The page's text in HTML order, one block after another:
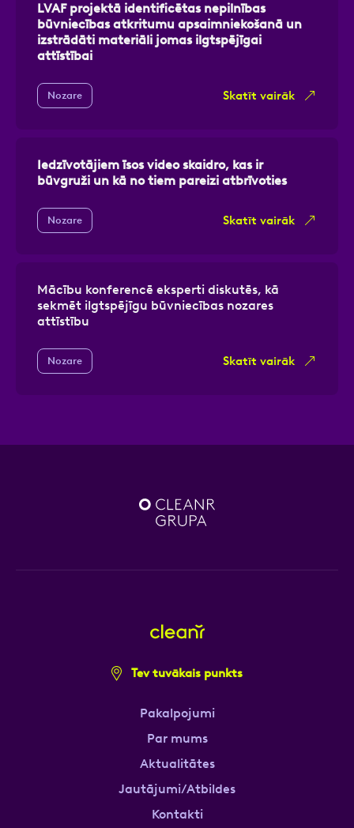
LVAF projektā identificētas nepilnības
būvniecības atkritumu apsaimniekošanā un
izstrādāti materiāli jomas ilgtspējīgai
attīstībai
Nozare Skatīt vairāk
Iedzīvotājiem īsos video skaidro, kas ir
būvgruži un kā no tiem pareizi atbrīvoties
Nozare Skatīt vairāk
Mācību konferencē eksperti diskutēs, kā
sekmēt ilgtspējīgu būvniecības nozares
attīstību
Nozare Skatīt vairāk
Tev tuvākais punkts
Pakalpojumi
Par mums
Aktualitātes
Jautājumi/Atbildes
Kontakti